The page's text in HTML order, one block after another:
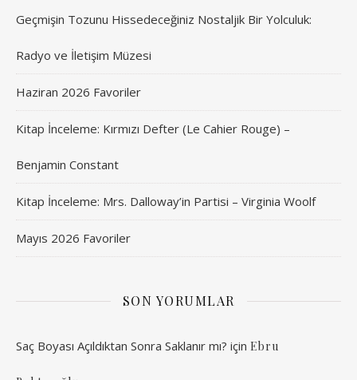
Geçmişin Tozunu Hissedeceğiniz Nostaljik Bir Yolculuk:
Radyo ve İletişim Müzesi
Haziran 2026 Favoriler
Kitap İnceleme: Kırmızı Defter (Le Cahier Rouge) –
Benjamin Constant
Kitap İnceleme: Mrs. Dalloway’in Partisi – Virginia Woolf
Mayıs 2026 Favoriler
SON YORUMLAR
Saç Boyası Açıldıktan Sonra Saklanır mı? için Ebru